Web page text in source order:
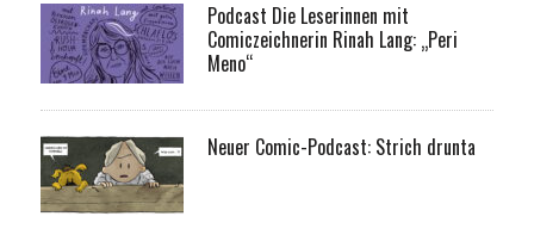
Podcast Die Leserinnen mit
Comiczeichnerin Rinah Lang: „Peri
Meno“
Neuer Comic-Podcast: Strich drunta